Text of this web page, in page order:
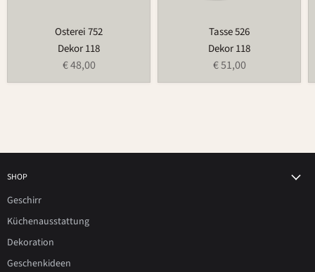
Osterei 752
Dekor 118
€ 48,00
Tasse 526
Dekor 118
€ 51,00
SHOP
Geschirr
Küchenausstattung
Dekoration
Geschenkideen